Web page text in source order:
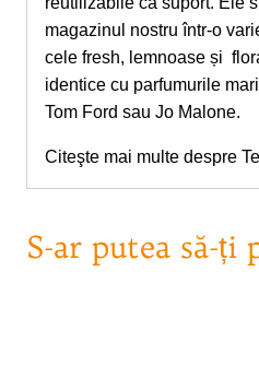
magazinul nostru într-o
cele fresh, lemnoase și
identice cu parfumurile
Tom Ford sau Jo Malone.
Citeşte mai multe despre
S-ar putea să-ți